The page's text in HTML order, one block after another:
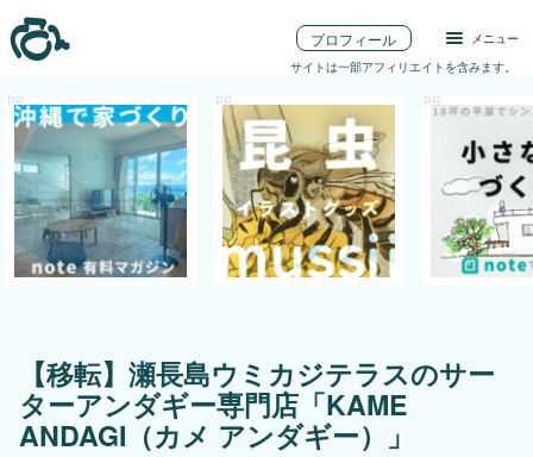
プロフィール
メニュー
サイトは一部アフィリエイトを含みます。
【移転】瀬長島ウミカジテラスのサー
ターアンダギー専門店「KAME
ANDAGI（カメ アンダギー）」